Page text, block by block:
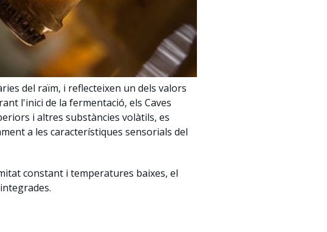
del raïm, i reflecteixen un dels valors
l'inici de la fermentació, els Caves
i altres substàncies volàtils, es
a les característiques sensorials del
constant i temperatures baixes, el